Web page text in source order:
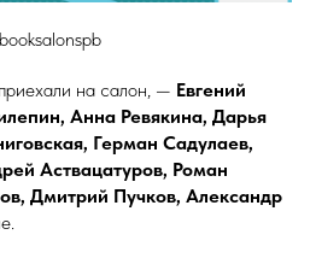
на салон, — Евгений
Анна Ревякина, Дарья
Герман Садулаев,
Аствацатуров, Роман
Дмитрий Пучков, Александр